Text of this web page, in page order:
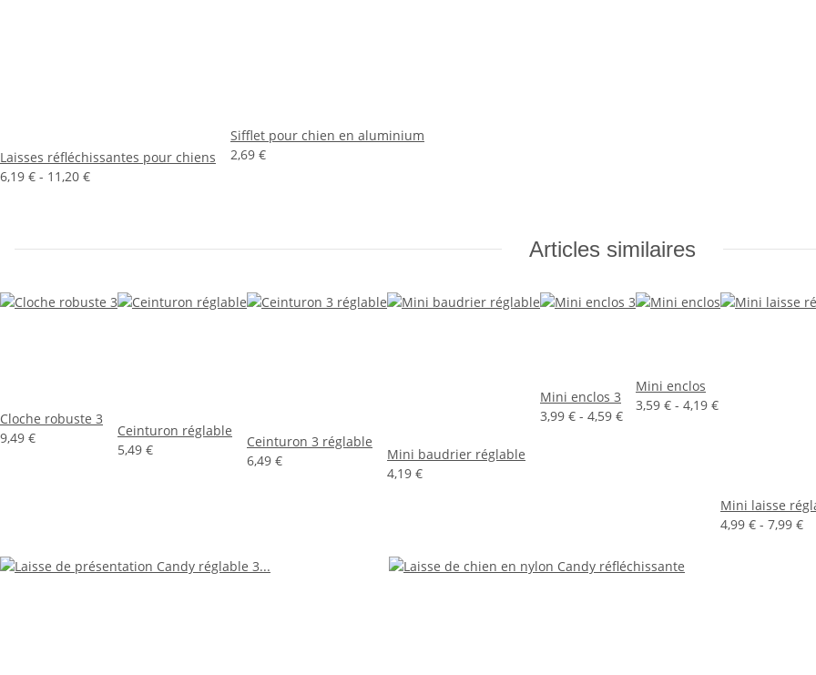
Laisses réfléchissantes pour chiens
6,19 € - 11,20 €
Sifflet pour chien en aluminium
2,69 €
Articles similaires
Cloche robuste 3
9,49 €
Ceinturon réglable
5,49 €
Ceinturon 3 réglable
6,49 €
Mini baudrier réglable
4,19 €
Mini enclos 3
3,99 € - 4,59 €
Mini enclos
3,59 € - 4,19 €
Mini laisse
4,99 € - 7,99 €